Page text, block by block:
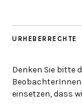
URHEBERRECHTE
Denken Sie bitte
einsetzen, dass